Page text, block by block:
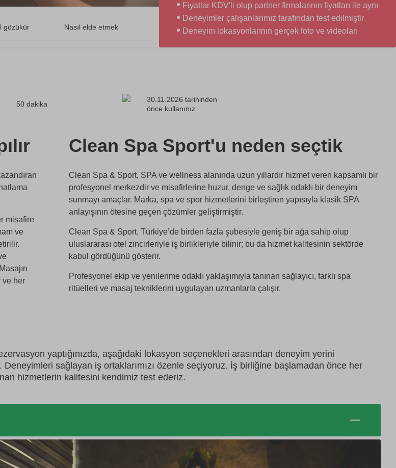
gözükür Nasıl elde etmek
Fiyatlar KDV'li olup partner firmalarının fiyatları ile aynı
Deneyimler çalışanlarımız tarafından test edilmiştir
Deneyim lokasyonlarının gerçek foto ve videoları
50 dakika
30.11.2026 tarihinden
önce kullanınız
misafire
ve
ve her
Clean Spa Sport'u neden seçtik
Clean Spa & Sport, SPA ve wellness alanında uzun yıllardır hizmet veren kapsamlı bir
profesyonel merkezdir ve misafirlerine huzur, denge ve sağlık odaklı bir deneyim
sunmayı amaçlar. Marka, spa ve spor hizmetlerini birleştiren yapısıyla klasik SPA
anlayışının ötesine geçen çözümler geliştirmiştir.
Clean Spa & Sport, Türkiye’de birden fazla şubesiyle geniş bir ağa sahip olup
uluslararası otel zincirleriyle iş birlikleriyle bilinir; bu da hizmet kalitesinin sektörde
kabul gördüğünü gösterir.
Profesyonel ekip ve yenilenme odaklı yaklaşımıyla tanınan sağlayıcı, farklı spa
ritüelleri ve masaj tekniklerini uygulayan uzmanlarla çalışır.
yaptığınızda, aşağıdaki lokasyon seçenekleri arasından deneyim yerini
Deneyimleri sağlayan iş ortaklarımızı özenle seçiyoruz. İş birliğine başlamadan önce her
hizmetlerin kalitesini kendimiz test ederiz.